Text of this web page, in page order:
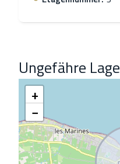
Ungefähre Lage
+
−